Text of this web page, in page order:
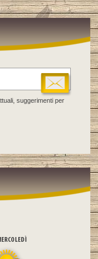
suggerimenti per